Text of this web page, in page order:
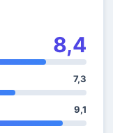
8,4
7,3
9,1